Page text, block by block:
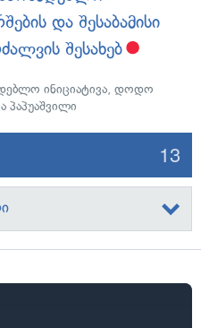
და შესაბამისი
შესახებ
ინიციატივა, დოდო
პაპუაშვილი
13